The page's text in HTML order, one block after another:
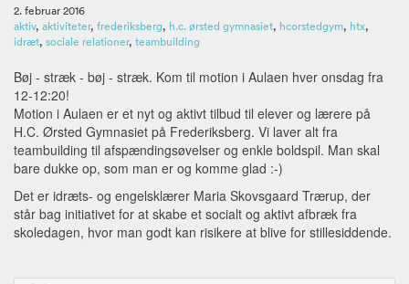
2. februar 2016
aktiv, aktiviteter, frederiksberg, h.c. ørsted gymnasiet, hcorstedgym, htx,
idræt, sociale relationer, teambuilding
Bøj - stræk - bøj - stræk. Kom til motion i Aulaen hver onsdag fra
12-12:20!
Motion i Aulaen er et nyt og aktivt tilbud til elever og lærere på
H.C. Ørsted Gymnasiet på Frederiksberg. Vi laver alt fra
teambuilding til afspændingsøvelser og enkle boldspil. Man skal
bare dukke op, som man er og komme glad :-)
Det er idræts- og engelsklærer Maria Skovsgaard Trærup, der
står bag initiativet for at skabe et socialt og aktivt afbræk fra
skoledagen, hvor man godt kan risikere at blive for stillesiddende.